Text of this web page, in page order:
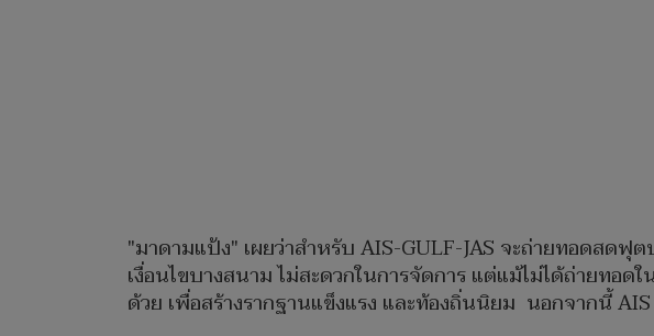
"มาดามแป้ง" เผยว่าสำหรับ AIS-GULF-JAS จะถ่ายทอดสด
เงื่อนไขบางสนาม ไม่สะดวกในการจัดการ แต่แม้ไม่ได้ถ่ายทอ
ด้วย เพื่อสร้างรากฐานแข็งแรง และท้องถิ่นนิยม นอกจากนี้